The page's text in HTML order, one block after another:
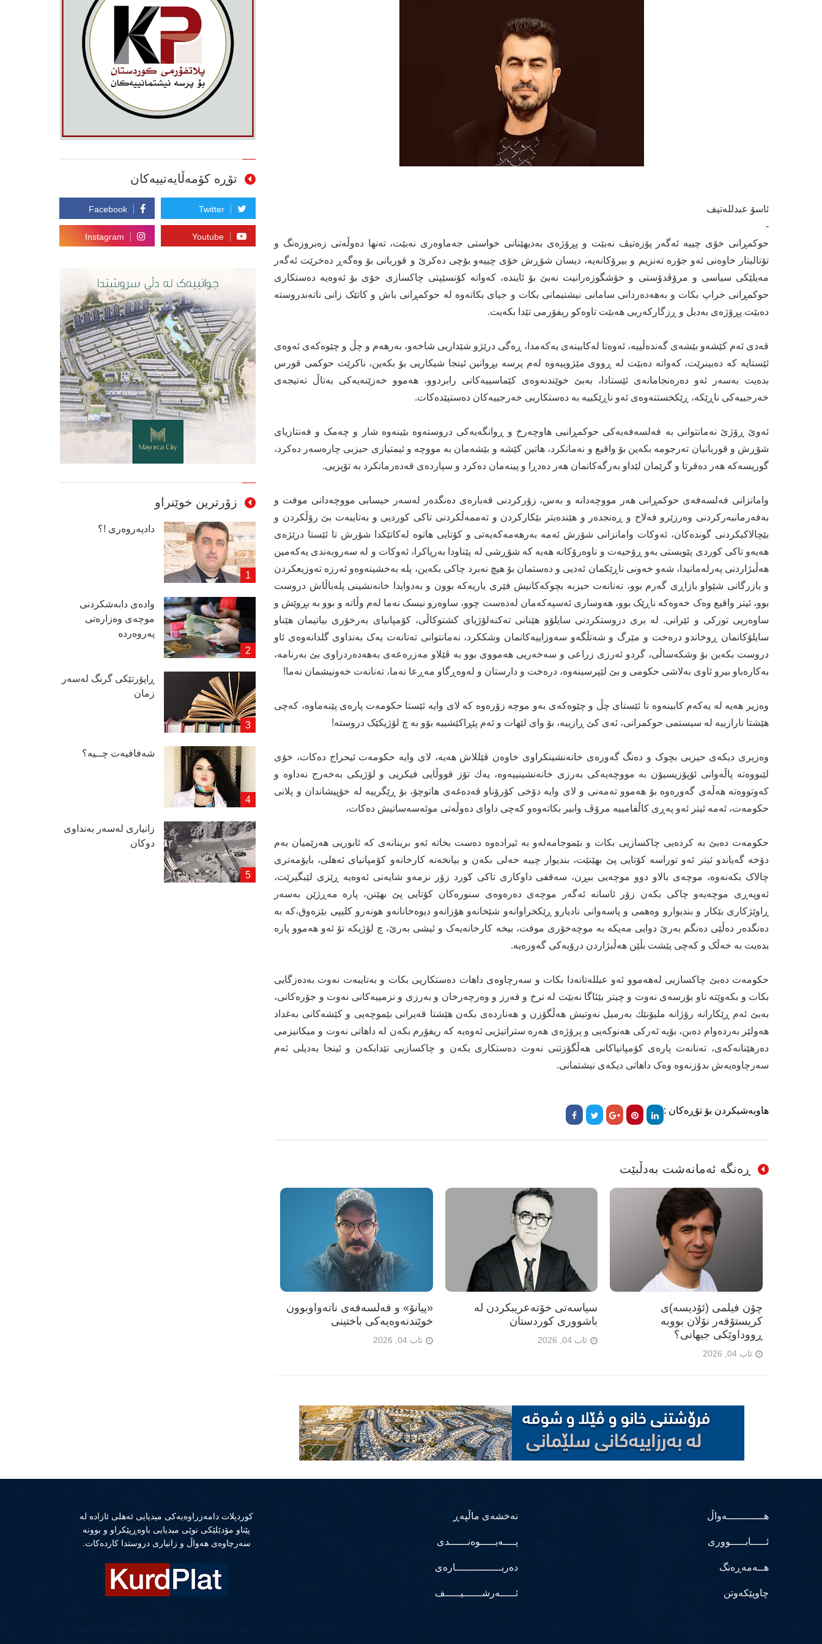
ئاسۆ عبدللەتیف
-
حوکمڕانی خۆی چییە ئەگەر پۆزەتیڤ نەبێت و پڕۆژەی بەدیهێنانی خواستی جەماوەری نەبێت، تەنها دەوڵەتی زەبروزەنگ و
تۆتالیتار خاوەنی ئەو جۆرە تەنزیم و بیرۆکانەیە، دیسان شۆڕش خۆی چییەو بۆچی دەکرێ و قوربانی بۆ وەگەڕ دەخرێت ئەگەر
مەیلێکی سیاسی و مرۆڤدۆستی و خۆشگوزەرانیت نەبێ بۆ ئایندە، کەواتە کۆنسێپتی چاکسازی خۆی بۆ ئەوەیە دەستکاری
حوکمڕانی خراپ بکات و بەهەدەردانی سامانی نیشتیمانی بکات و جیای بکاتەوە لە حوکمڕانی باش و کاتێک زانی ناتەندروستە
دەبێت پڕۆژەی بەدیل و ڕزگارکەریی هەبێت تاوەکو ریفۆرمی تێدا بکەیت.
قەدی ئەم کێشەو بێشەی گەندەڵییە، ئەوەتا لەکابینەی یەکەمدا، ڕەگی درێژو شێداریی شاخەو، بەرهەم و چڵ و چێوەکەی ئەوەی
ئێستایە کە دەبینرێت، کەواتە دەبێت لە ڕووی مێژوییەوە لەم پرسە بڕوانین ئینجا شیکاریی بۆ بکەین، ناکرێت حوکمی قورس
بدەیت بەسەر ئەو دەرەنجامانەی ئێستادا، بەبێ خوێندنەوەی کێماسییەکانی رابردوو، هەموو خەزێنەیەکی بەتاڵ تەتیجەی
خەرجییەکی ناڕێکە، ڕێکخستنەوەی ئەو ناڕێکییە بە دەستکاریی خەرجییەکان دەستپێدەکات.
ئەوێ ڕۆژێ نەمانتوانی بە فەلسەفەیەکی حوکمڕانیی هاوچەرخ و ڕوانگەیەکی دروستەوە بێینەوە شار و چەمک و فەنتازیای
شۆڕش و قوربانیان تەرجومە بکەین بۆ واقیع و نەمانکرد، هاتین کێشە و بێشەمان بە مووچە و ئیمتیازی حیزبی چارەسەر دەکرد،
گوریسەکە هەر دەقرتا و گرێمان لێداو بەرگەکانمان هەر دەدڕا و پینەمان دەکرد و سپاردەی قەدەرمانکرد بە تۆپزیی.
وامانزانی فەلسەفەی حوکمڕانی هەر مووچەدانە و بەس، زۆرکردنی قەبارەی دەنگدەر لەسەر حیسابی مووچەدانی موفت و
بەفەرمانبەرکردنی وەرزێرو فەلاح و ڕەنجدەر و هێندەیتر بێکارکردن و تەممەڵکردنی تاکی کوردیی و بەتایبەت بێ رۆڵکردن و
بێچالاکیکردنی گوندەکان، ئەوکات وامانزانی شۆرش ئەمە بەرهەمەکەیەتی و کۆتایی هاتوە لەکاتێکدا شۆرش تا ئێستا درێژەی
هەیەو تاکی کوردی پێویستی بەو ڕۆحیەت و ناوەرۆکانە هەیە کە شۆڕشی لە پێناودا بەرپاکرا، ئەوکات و لە سەروبەندی یەکەمین
هەڵبژاردنی پەرلەمانیدا، شەو خەونی ناڕێکمان ئەدیی و دەستمان بۆ هیچ نەبرد چاکی بکەین، پلە بەخشینەوەو ئەرزە تەوزیعکردن
و بازرگانی شێواو بازاڕی گەرم بوو، تەنانەت حیزبە بچوکەکانیش فێری یاریەکە بوون و بەدوایدا خانەنشینی پلەباڵاش دروست
بوو، ئیتر واقیع وەک خەوەکە ناڕێک بوو، هەوساری ئەسپەکەمان لەدەست چوو، ساوەرو نیسک نەما لەم وڵاتە و بوو بە بڕوێش و
ساوەریی تورکی و ئێرانی. لە بری دروستکردنی سایلۆو هێنانی تەکنەلۆژیای کشتوکاڵی، کۆمپانیای بەرخۆری بیانیمان هێناو
سایلۆکانمان ڕوخاندو درەخت و مێرگ و شەتڵگەو سەوزاییەکانمان وشککرد، نەمانتوانی تەنانەت یەک بەنداوی گلدانەوەی ئاو
دروست بکەین بۆ وشکەساڵی، گردو ئەرزی زراعی و سەخەریی هەمووی بوو بە ڤێلاو مەزرەعەی بەهەدەردراوی بێ بەرنامە،
بەکارەباو بیرو ئاوی بەلاشی حکومی و بێ لێپرسینەوە، درەخت و دارستان و لەوەڕگاو مەڕعا نەما، تەنانەت خەونیشمان نەما!
وەزیر هەیە لە یەکەم کابینەوە تا ئێستای چڵ و چێوەکەی بەو موچە زۆرەوە کە لای وایە ئێستا حکومەت پارەی پێنەماوە، کەچی
هێشتا نارازییە لە سیستمی حوکمرانی، ئەی کێ ڕازییە، بۆ وای لێهات و ئەم پێڕاکێشییە بۆو بە چ لۆژیکێک دروستە!
وەزیری دیکەی حیزبی بچوک و دەنگ گەورەی خانەنشینکراوی خاوەن ڤێللاش هەیە، لای وایه‌ حكومه‌ت ئیحراج ده‌كات، خۆی
لێبووه‌ته‌ پاڵه‌وانی ئۆپۆزیسیۆن به‌ مووچه‌یه‌كی بەرزی خانه‌نشینییه‌وه‌، یه‌ك تۆز قووڵایی فیكریی و لۆژیكی به‌خه‌رج نه‌داوه‌ و
كه‌وتووه‌ته‌ هه‌ڵه‌ی گه‌وره‌وه‌ بۆ هه‌موو ته‌مه‌نی و لای وایە دۆخی کۆرۆناو قەدەغەی هاتوچۆ، بۆ ڕێگرییە لە خۆپیشاندان و پلانی
حکومەت، ئەمە ئیتر ئەو پەڕی کاڵفامییە مرۆڤ وابیر بکاتەوەو کەچی داوای دەوڵەتی موئەسەساتیش دەکات،
حکومەت دەبێ بە کردەیی چاکسازیی بکات و بێموجامەلەو بە ئیرادەوە دەست بخاتە ئەو برینانەی کە ئابوریی هەرێمیان بەم
دۆخە گەیاندو ئیتر ئەو توراسە کۆتایی پێ بهێنێت، بندیوار چییە حەلی بکەن و بیانخەنە کارخانەو کۆمپانیای ئەهلی، بایۆمەتری
چالاک بکەنەوە، موچەی بالاو دوو موچەیی ببڕن، سەقفی داوکاری تاکی کورد زۆر نزمەو شایەنی ئەوەیە ڕێزی لێبگیرێت،
ئەوپەڕی موچەیەو چاکی بکەن زۆر ئاسانە ئەگەر موچەی دەرەوەی سنورەکان کۆتایی پێ بهێنن، پارە مەڕژێن بەسەر
ڕاوێژکاری بێکار و بندیوارو وەهمی و پاسەوانی نادیارو ڕێکخراوانەو شێخانەو هۆزانەو دیوەخانانەو هونەرو کلیپی بێزەوق،کە بە
دەنگدەر دەڵێی دەنگم بەرێ دوایی مەیکە بە موچەخۆری موفت، بیخە کارخانەیەک و ئیشی بەرێ، چ لۆژیکە تۆ ئەو هەموو پارە
بدەیت بە خەڵک و کەچی پێشت بڵێن هەڵبژاردن درۆیەکی گەورەیە.
حکومەت دەبێ چاکسازیی لەهەموو ئەو عیللەتانەدا بکات و سەرچاوەی داهات دەستکاریی بکات و بەتایبەت نه‌وت به‌ده‌زگایی
بکات و بكه‌وێته‌ ناو بۆرسه‌ی نه‌وت و چیتر بێئاگا نه‌بێت له‌ نرخ و قه‌رز و وه‌رچه‌رخان و به‌رزی و نزمییه‌كانی نه‌وت و جۆره‌كانی،
بەبێ ئەم ڕێکارانە رۆژانه‌ ملیۆنێك به‌رمیل نه‌وتیش هه‌ڵگۆزن و هه‌نارده‌ی بكه‌ن هێشتا قه‌یرانی بێموچه‌یی و كێشه‌كانی به‌غداد
هه‌ولێر به‌رده‌وام ده‌بن، بۆیه‌ ئه‌ركی هه‌نوكه‌یی و پرۆژه‌ی هه‌ره‌ ستراتیژیی ئه‌وه‌یه‌ كه‌ ریفۆرم بكه‌ن له‌ داهاتی نه‌وت و میكانیزمی
ده‌رهێنانه‌كه‌ی، ته‌نانه‌ت پاره‌ی كۆمپانیاكانی هه‌ڵگۆزتنی نه‌وت ده‌ستكاری بكه‌ن و چاكسازیی تێدابكه‌ن و ئینجا بەدیلی ئەم
سەرچاوەیەش بدۆزنەوە وەک داهاتی دیکەی نیشتمانی.
هاوبەشیکردن بۆ تۆڕەکان :
ڕەنگە ئەمانەشت بەدڵبێت
«پیانۆ» و فەلسەفەی ناتەواوبوون
خوێندنەوەیەکی باختینی
ئاب 04, 2026
سیاسەتی خۆتەعریبکردن لە
باشووری کوردستان
ئاب 04, 2026
چۆن فیلمی (ئۆدیسە)ی
کریستۆفەر نۆلان بووبە
ڕووداوێکی جیهانی؟
ئاب 04, 2026
تۆڕە کۆمەڵایەتییەکان
زۆرترین خوێنراو
دادپەروەری !؟
وادەی دابەشكردنی
موچەی وەزارەتی
پەروەردە
ڕاپۆرتێكی گرنگ لەسەر
زمان
شەفافیەت چــیە؟
زانیاری لەسەر بەنداوی
دوكان
هــــــــــــەواڵ
ئـــــابـــــووری
هــەمەڕەنگ
چاوپێکەوتن
نەخشەی ماڵپەڕ
پــــەیـــــوەنــــــدی
دەربـــــــــــــــارەی
ئـــــەرشــــــیـــــف
كوردپلات دامەزراوەیەكی میدیایی ئەهلی ئازادە لە
پێناو مۆدێلێكی نوێی میدیایی باوەڕپێكراو و بوونە
سەرچاوەی هەواڵ و زانیاری دروستدا كاردەكات.